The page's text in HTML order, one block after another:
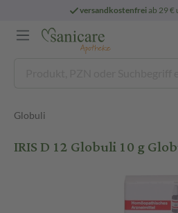
versandkostenfreiab 29 €
Globuli
IRIS D 12 Globuli 10 g